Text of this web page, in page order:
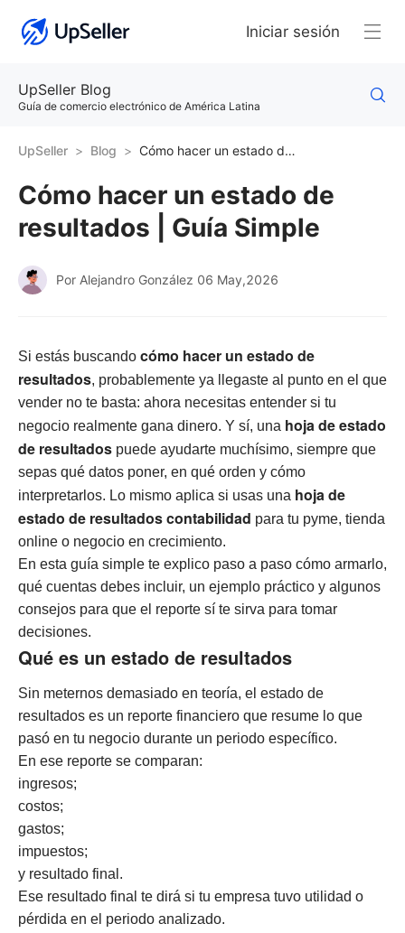
Iniciar sesión
UpSeller Blog
Guía de comercio electrónico de América Latina
UpSeller Blog Cómo hacer un estado de resultados | Guía Simple
Cómo hacer un estado de
resultados | Guía Simple
Por Alejandro González 06 May,2026
Si estás buscando cómo hacer un estado de
resultados, probablemente ya llegaste al punto en el que
vender no te basta: ahora necesitas entender si tu
negocio realmente gana dinero. Y sí, una hoja de estado
de resultados puede ayudarte muchísimo, siempre que
sepas qué datos poner, en qué orden y cómo
interpretarlos. Lo mismo aplica si usas una hoja de
estado de resultados contabilidad para tu pyme, tienda
online o negocio en crecimiento.
En esta guía simple te explico paso a paso cómo armarlo,
qué cuentas debes incluir, un ejemplo práctico y algunos
consejos para que el reporte sí te sirva para tomar
decisiones.
Qué es un estado de resultados
Sin meternos demasiado en teoría, el estado de
resultados es un reporte financiero que resume lo que
pasó en tu negocio durante un periodo específico.
En ese reporte se comparan:
ingresos;
costos;
gastos;
impuestos;
y resultado final.
Ese resultado final te dirá si tu empresa tuvo utilidad o
pérdida en el periodo analizado.